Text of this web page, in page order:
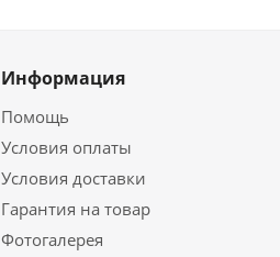
Информация
Помощь
Условия оплаты
Условия доставки
Гарантия на товар
Фотогалерея